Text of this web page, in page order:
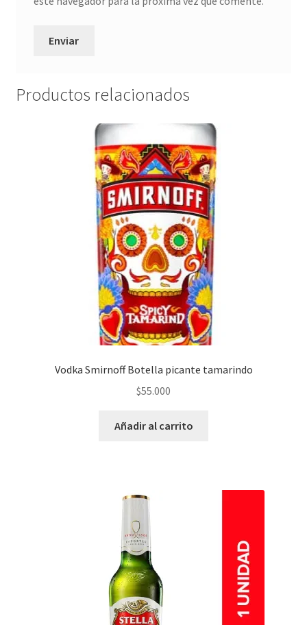
Productos relacionados
Vodka Smirnoff Botella picante tamarindo
$55.000
Añadir al carrito